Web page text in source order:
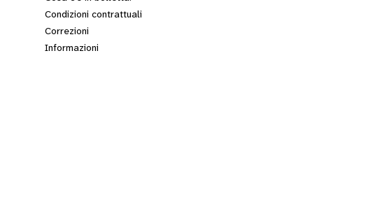
Condizioni contrattuali
Correzioni
Informazioni